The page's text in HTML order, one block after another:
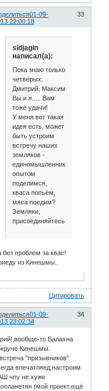
33
01-09-
22:00:18
sidjagin
написал(а):
Пока знаю только
четверых:
Дмитрий, Максим
Вы и я..... Вам
тоже удачи!
У меня вот такая
идея есть, может
быть устроим
встречу наших
земляков -
единомышленников,
опытом
поделимся,
кваса попьём,
мяса поедим?
Земляки,
присоединяйтесь!
без проблем за квас!
из Кинешмы..
Цитировать
34
01-09-
23:02:34
то Балахна
Кинешмы.
"призывников"
впечатляед,настроим
чпу не хуже
(мой проект,ещё